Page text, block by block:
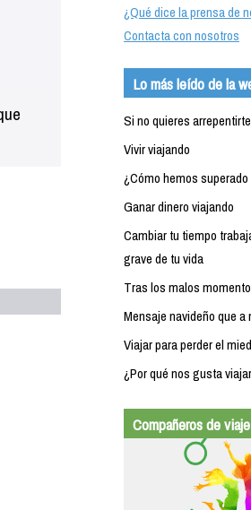
¿Qué dice la prensa de
Contacta con nosotros
Lo más leído de la
Si no quieres
Vivir viajando
¿Cómo hemos
Ganar dinero viajando
Cambiar tu tiempo
grave de tu vida
Tras los malos
Mensaje navideño que
Viajar para perder el
¿Por qué nos gusta
Compañeros de viaje